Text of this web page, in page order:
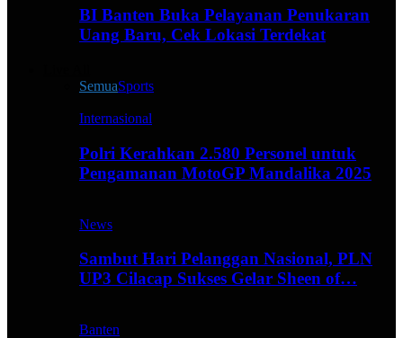
BI Banten Buka Pelayanan Penukaran
Uang Baru, Cek Lokasi Terdekat
SemuaSports
Internasional
Polri Kerahkan 2.580 Personel untuk
Pengamanan MotoGP Mandalika 2025
News
Sambut Hari Pelanggan Nasional, PLN
UP3 Cilacap Sukses Gelar Sheen of…
Banten